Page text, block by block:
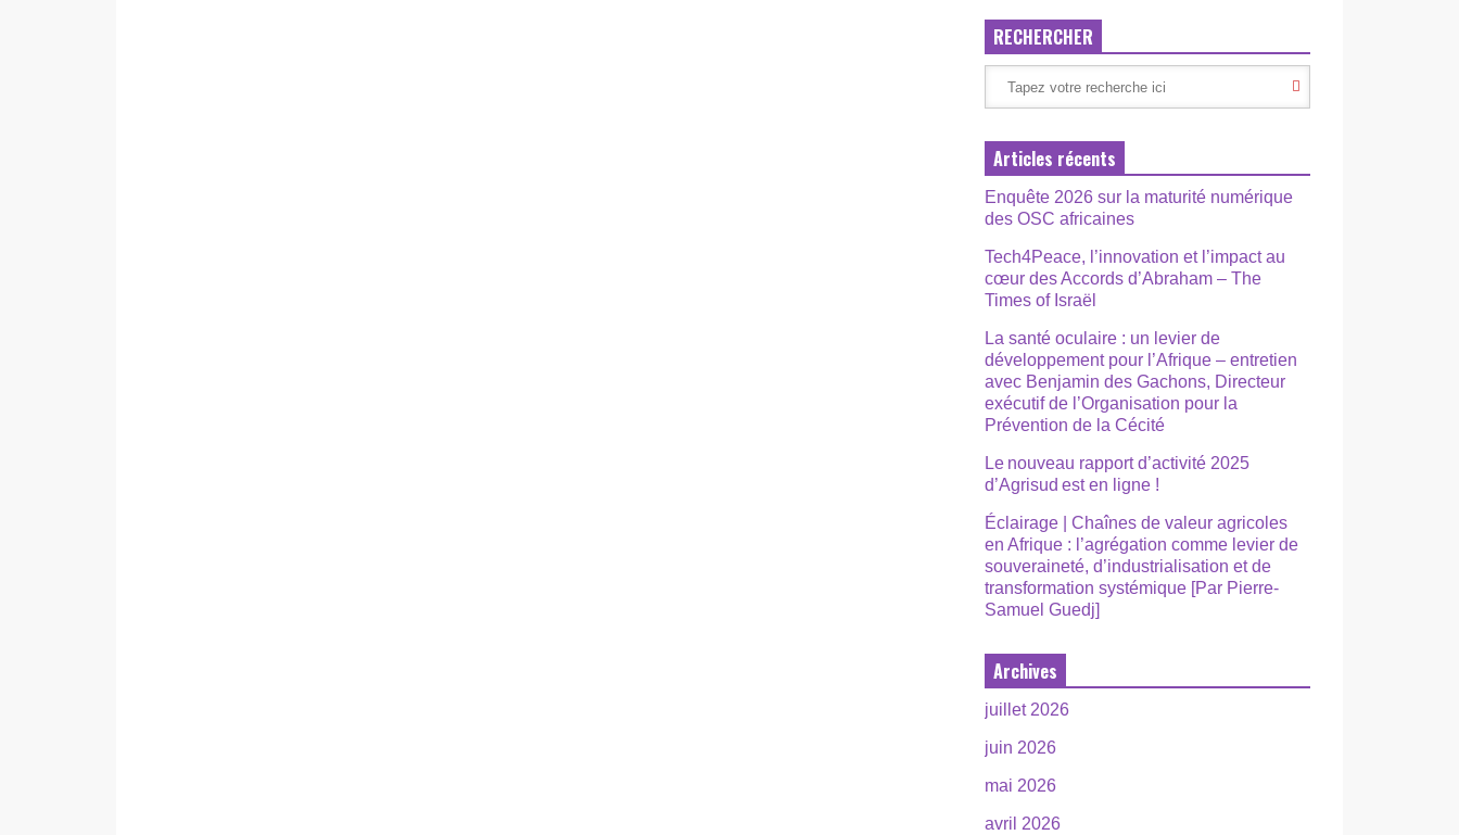
RECHERCHER
Articles récents
Enquête 2026 sur la maturité numérique
des OSC africaines
Tech4Peace, l’innovation et l’impact au
cœur des Accords d’Abraham – The
Times of Israël
La santé oculaire : un levier de
développement pour l’Afrique – entretien
avec Benjamin des Gachons, Directeur
exécutif de l’Organisation pour la
Prévention de la Cécité
Le nouveau rapport d’activité 2025
d’Agrisud est en ligne !
Éclairage | Chaînes de valeur agricoles
en Afrique : l’agrégation comme levier de
souveraineté, d’industrialisation et de
transformation systémique [Par Pierre-
Samuel Guedj]
Archives
juillet 2026
juin 2026
mai 2026
avril 2026